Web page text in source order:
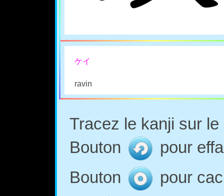
ケイ
ravin
Tracez le kanji sur
Bouton
pour
Bouton
pour